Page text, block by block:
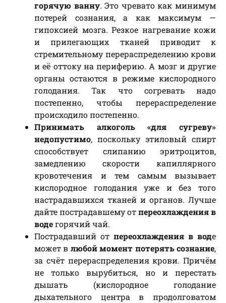
горячую ванну. Это чревато как минимум
потерей сознания, а как максимум —
гипоксией мозга. Резкое нагревание кожи
и прилегающих тканей приводит к
стремительному перераспределению крови
и её оттоку на периферию. А мозг и другие
органы остаются в режиме кислородного
голодания. Так что согревать надо
постепенно, чтобы перераспределение
происходило постепенно.
Принимать алкоголь «для сугреву»
недопустимо, поскольку этиловый спирт
способствует слипанию эритроцитов,
замедлению скорости капиллярного
кровотечения и тем самым вызывает
кислородное голодания уже и без того
настрадавшихся тканей и органов. Лучше
дайте пострадавшему отпереохлаждения в
водегорячий чай.
Пострадавший от переохлаждения в воде
может в любой момент потерять сознание,
за счёт перераспределения крови. Причём
не только вырубиться, но и перестать
дышать (кислородное голодание
дыхательного центра в продолговатом